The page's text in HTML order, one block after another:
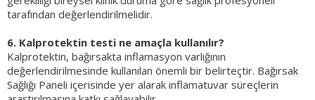
tarafından değerlendirilmelidir.
6. Kalprotektin testi ne amaçla kullanılır?
Kalprotektin, bağırsakta inflamasyon varlığının
değerlendirilmesinde kullanılan önemli bir belirteçtir. Bağırsak
Sağlığı Paneli içerisinde yer alarak inflamatuvar süreçlerin